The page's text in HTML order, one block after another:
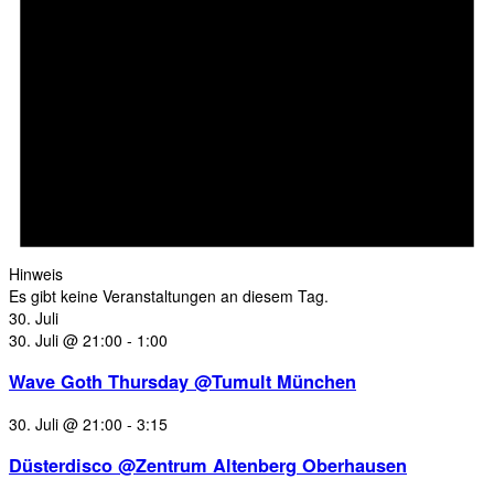
Hinweis
Es gibt keine Veranstaltungen an diesem Tag.
30. Juli
30. Juli @ 21:00 - 1:00
Wave Goth Thursday @Tumult München
30. Juli @ 21:00 - 3:15
Düsterdisco @Zentrum Altenberg Oberhausen